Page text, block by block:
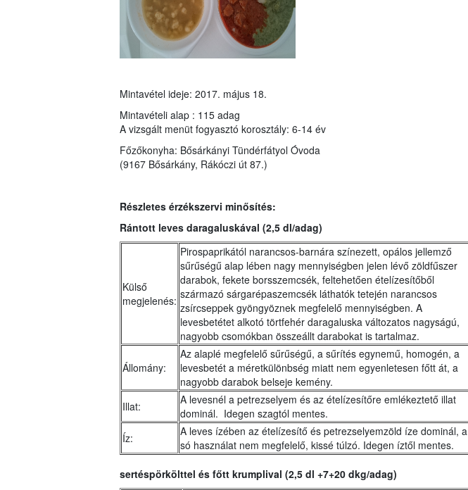
Mintavétel ideje: 2017. május 18.
Mintavételi alap : 115 adag
A vizsgált menüt fogyasztó korosztály: 6-14 év
Főzőkonyha: Bősárkányi Tündérfátyol Óvoda
(9167 Bősárkány, Rákóczi út 87.)
Részletes érzékszervi minősítés:
Rántott leves daragaluskával (2,5 dl/adag)
Külső
megjelenés:
Pirospaprikától narancsos-barnára színezett, opálos jellemző
sűrűségű alap lében nagy mennyiségben jelen lévő zöldfűszer
darabok, fekete borsszemcsék, feltehetően ételízesítőből
származó sárgarépaszemcsék láthatók tetején narancsos
zsírcseppek gyöngyöznek megfelelő mennyiségben. A
levesbetétet alkotó törtfehér daragaluska változatos nagyságú,
nagyobb csomókban összeállt darabokat is tartalmaz.
Állomány:
Az alaplé megfelelő sűrűségű, a sűrítés egynemű, homogén, a
levesbetét a méretkülönbség miatt nem egyenletesen főtt át, a
nagyobb darabok belseje kemény.
Illat:
A levesnél a petrezselyem és az ételízesítőre emlékeztető illat
dominál. Idegen szagtól mentes.
Íz:
A leves ízében az ételízesítő és petrezselyemzöld íze dominál, a
só használat nem megfelelő, kissé túlzó. Idegen íztől mentes.
sertéspörkölttel és főtt krumplival (2,5 dl +7+20 dkg/adag)